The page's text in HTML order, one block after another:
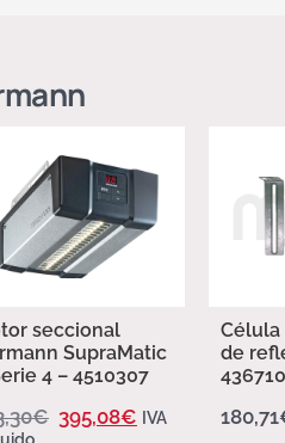
seccional
SupraMatic
4 – 4510307
€ 395,08€ IVA
de
436710
180,71